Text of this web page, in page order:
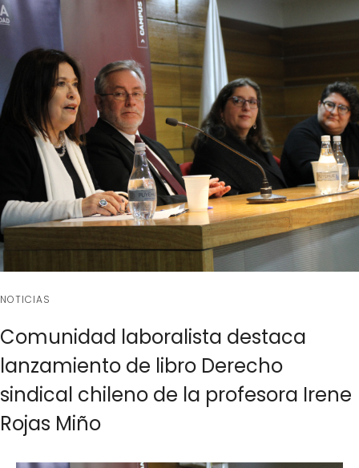
NOTICIAS
Comunidad laboralista destaca
lanzamiento de libro Derecho
sindical chileno de la profesora Irene
Rojas Miño